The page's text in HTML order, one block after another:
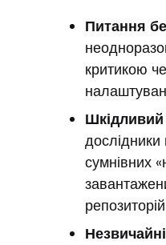
Питання
критикою
Шкідливий
дослідники
сумнівних